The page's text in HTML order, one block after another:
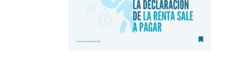
Ciudad Real
Córdoba
Girona